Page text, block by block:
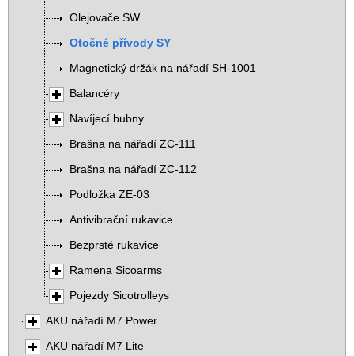
Olejovače SW
Otočné přívody SY
Magnetický držák na nářadí SH-1001
Balancéry
Navíjecí bubny
Brašna na nářadí ZC-111
Brašna na nářadí ZC-112
Podložka ZE-03
Antivibrační rukavice
Bezprsté rukavice
Ramena Sicoarms
Pojezdy Sicotrolleys
AKU nářadí M7 Power
AKU nářadí M7 Lite